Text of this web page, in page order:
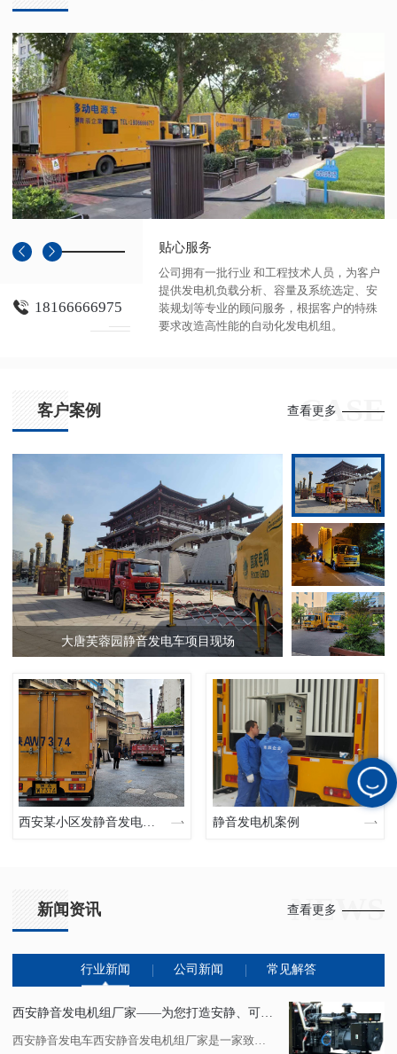
贴心服务
公司拥有一批行业 和工程技术人员，为客户
提供发电机负载分析、容量及系统选定、安
装规划等专业的顾问服务，根据客户的特殊
要求改造高性能的自动化发电机组。
18166666975
客户案例 CASE
查看更多
大唐芙蓉园静音发电车项目现场 某
西安某小区发静音发电车现场 静音发电机案例
新闻资讯 NEWS
查看更多
行业新闻 公司新闻 常见解答
西安静音发电机组厂家——为您打造安静、可靠的发电设备